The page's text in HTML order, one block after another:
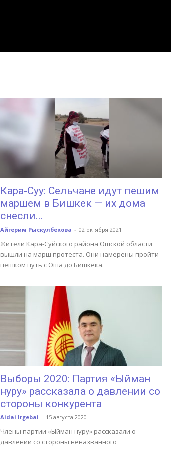
Кара-Суу: Сельчане идут пешим
маршем в Бишкек — их дома
снесли...
Айгерим Рыскулбекова - 02 октября 2021
Жители Кара-Суйского района Ошской области
вышли на марш протеста. Они намерены пройти
пешком путь с Оша до Бишкека.
Выборы 2020: Партия «Ыйман
нуру» рассказала о давлении со
стороны конкурента
Aidai Irgebai - 15 августа 2020
Члены партии «Ыйман нуру» рассказали о
давлении со стороны неназванного